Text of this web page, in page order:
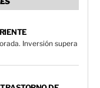
Inversión supera